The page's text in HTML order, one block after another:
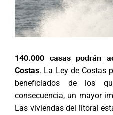
140.000 casas podrán
Costas. La Ley de Costas
beneficiados de los
consecuencia, un mayor
Las viviendas del litoral